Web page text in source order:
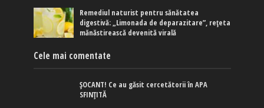
Remediul naturist pentru sănătatea
digestivă: „Limonada de deparazitare”, rețeta
mănăstirească devenită virală
Cele mai comentate
ȘOCANT! Ce au găsit cercetătorii în APA
SFINȚITĂ